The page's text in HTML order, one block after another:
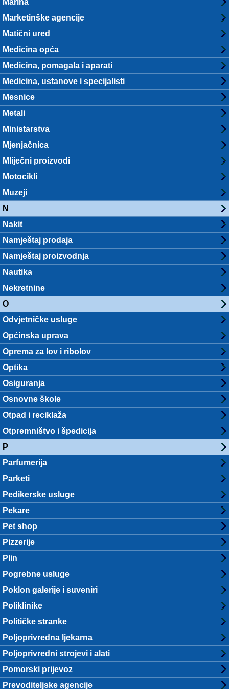
Marina
Marketinške agencije
Matični ured
Medicina opća
Medicina, pomagala i aparati
Medicina, ustanove i specijalisti
Mesnice
Metali
Ministarstva
Mjenjačnica
Mliječni proizvodi
Motocikli
Muzeji
N
Nakit
Namještaj prodaja
Namještaj proizvodnja
Nautika
Nekretnine
O
Odvjetničke usluge
Općinska uprava
Oprema za lov i ribolov
Optika
Osiguranja
Osnovne škole
Otpad i reciklaža
Otpremništvo i špedicija
P
Parfumerija
Parketi
Pedikerske usluge
Pekare
Pet shop
Pizzerije
Plin
Pogrebne usluge
Poklon galerije i suveniri
Poliklinike
Političke stranke
Poljoprivredna ljekarna
Poljoprivredni strojevi i alati
Pomorski prijevoz
Prevoditeljske agencije